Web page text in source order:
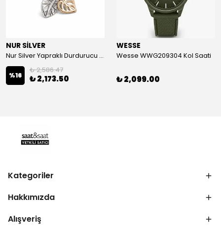
NUR SİLVER
Nur Silver Yapraklı Durdurucu Gümüş Charm - NUR-CM00501
%16
₺ 2,586.47
₺ 2,173.50
WESSE
Wesse WWG209304 Kol Saati
₺ 2,099.00
Kategoriler
Hakkımızda
Alışveriş